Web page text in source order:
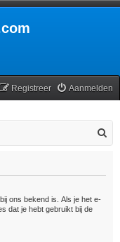
Aanmelden
Registreer
ons bekend is. Als je het e-
dat je hebt gebruikt bij de